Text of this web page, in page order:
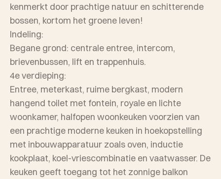
kenmerkt door prachtige natuur en schitterende
bossen, kortom het groene leven!
Indeling:
Begane grond: centrale entree, intercom,
brievenbussen, lift en trappenhuis.
4e verdieping:
Entree, meterkast, ruime bergkast, modern
hangend toilet met fontein, royale en lichte
woonkamer, halfopen woonkeuken voorzien van
een prachtige moderne keuken in hoekopstelling
met inbouwapparatuur zoals oven, inductie
kookplaat, koel-vriescombinatie en vaatwasser. De
keuken geeft toegang tot het zonnige balkon